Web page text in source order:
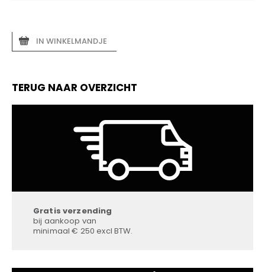
IN WINKELMANDJE
TERUG NAAR OVERZICHT
Gratis verzending
bij aankoop van
minimaal € 250 excl BTW.